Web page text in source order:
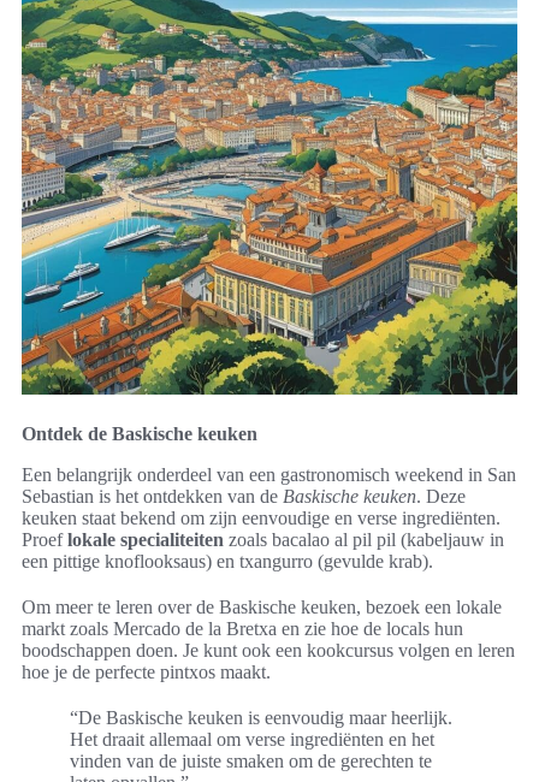
Ontdek de Baskische keuken
Een belangrijk onderdeel van een gastronomisch weekend in San
Sebastian is het ontdekken van de Baskische keuken. Deze
keuken staat bekend om zijn eenvoudige en verse ingrediënten.
Proeflokale specialiteiten zoals bacalao al pil pil (kabeljauw in
een pittige knoflooksaus) en txangurro (gevulde krab).
Om meer te leren over de Baskische keuken, bezoek een lokale
markt zoals Mercado de la Bretxa en zie hoe de locals hun
boodschappen doen. Je kunt ook een kookcursus volgen en leren
hoe je de perfecte pintxos maakt.
“De Baskische keuken is eenvoudig maar heerlijk.
Het draait allemaal om verse ingrediënten en het
vinden van de juiste smaken om de gerechten te